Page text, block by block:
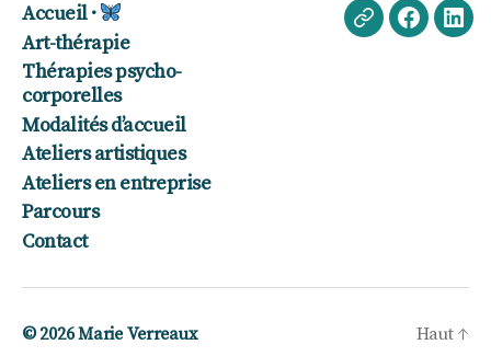
Accueil ·
Art-thérapie
Thérapies psycho-
corporelles
Modalités d’accueil
Ateliers artistiques
Ateliers en entreprise
Parcours
Contact
EchappéeFacebook
© 2026Marie Verreaux Haut ↑